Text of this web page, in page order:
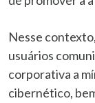
Nesse
usuários
corporativa a
cibernético,